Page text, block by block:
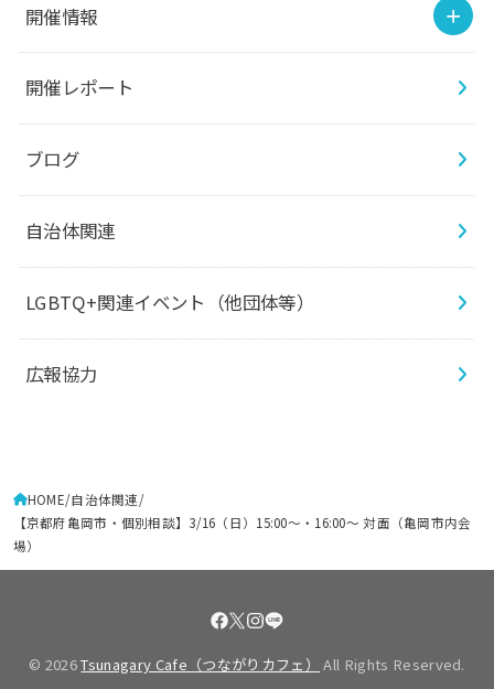
開催情報
開催レポート
ブログ
自治体関連
LGBTQ+関連イベント（他団体等）
広報協力
HOME 自治体関連
【京都府亀岡市・個別相談】3/16（日）15:00～・16:00～ 対面（亀岡市内会
場）
© 2026Tsunagary Cafe（つながりカフェ） All Rights Reserved.